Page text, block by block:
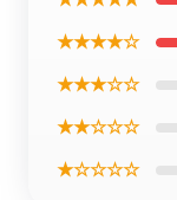
★★★★☆
★★★☆☆
★★☆☆☆
★☆☆☆☆